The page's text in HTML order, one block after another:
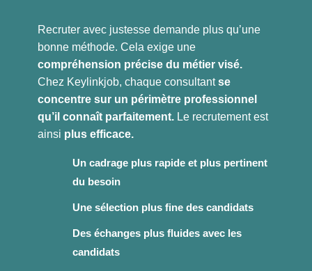
Recruter avec justesse demande plus qu’une
bonne méthode. Cela exige une
compréhension précise du métier visé.
Chez Keylinkjob, chaque consultantse
concentre sur un périmètre professionnel
qu’il connaît parfaitement.Le recrutement est
ainsi plus efficace.
Un cadrage plus rapide et plus pertinent
du besoin
Une sélection plus fine des candidats
Des échanges plus fluides avec les
candidats